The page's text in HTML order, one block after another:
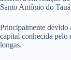
Santo Antônio do
Principalmente devido
capital conhecida pelo
longas.